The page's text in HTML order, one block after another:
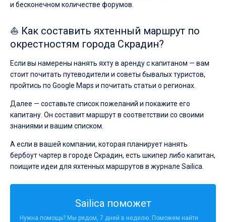
и бесконечном количестве форумов.
⛵ Как составить яхтенный маршрут по
окрестностям города Скрадин?
Если вы намерены нанять яхту в аренду с капитаном — вам
стоит почитать путеводители и советы бывалых туристов,
пройтись по Google Maps и почитать статьи о регионах.
Далее — составьте список пожеланий и покажите его
капитану. Он составит маршрут в соответствии со своими
знаниями и вашим списком.
А если в вашей компании, которая планирует нанять
бербоут чартер в городе Скрадин, есть шкипер либо капитан,
поищите идеи для яхтенных маршрутов в журнале Sailica.
Sailica поможет
Нужна помощь? Мы рядом, 7 дней в неделю. Поможем найти